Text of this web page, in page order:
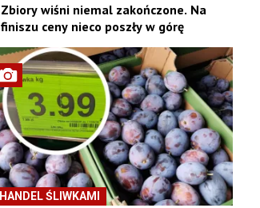
Zbiory wiśni niemal zakończone. Na
finiszu ceny nieco poszły w górę
HANDEL ŚLIWKAMI